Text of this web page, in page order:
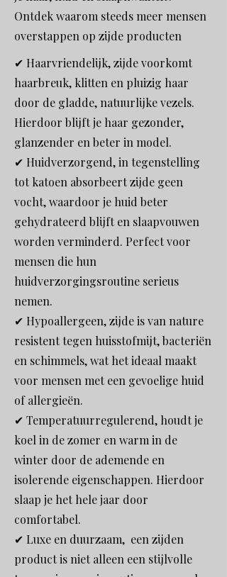
Ontdek waarom steeds meer mensen
overstappen op zijde producten
✔ Haarvriendelijk, zijde voorkomt
haarbreuk, klitten en pluizig haar
door de gladde, natuurlijke vezels.
Hierdoor blijft je haar gezonder,
glanzender en beter in model.
✔ Huidverzorgend, in tegenstelling
tot katoen absorbeert zijde geen
vocht, waardoor je huid beter
gehydrateerd blijft en slaapvouwen
worden verminderd. Perfect voor
mensen die hun
huidverzorgingsroutine serieus
nemen.
✔ Hypoallergeen, zijde is van nature
resistent tegen huisstofmijt, bacteriën
en schimmels, wat het ideaal maakt
voor mensen met een gevoelige huid
of allergieën.
✔ Temperatuurregulerend, houdt je
koel in de zomer en warm in de
winter door de ademende en
isolerende eigenschappen. Hierdoor
slaap je het hele jaar door
comfortabel.
✔ Luxe en duurzaam, een zijden
product is niet alleen een stijlvolle